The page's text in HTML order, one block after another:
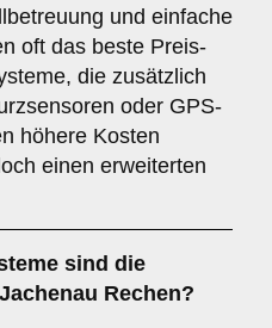
und einfache
oft das beste Preis-
die zusätzlich
oder GPS-
höhere Kosten
einen erweiterten
sind die
Rechen?